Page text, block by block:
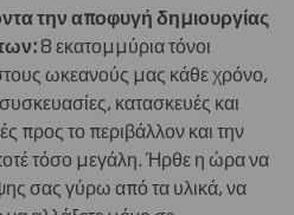
την αποφυγή δημιουργίας
8 εκατομμύρια τόνοι
ωκεανούς μας κάθε χρόνο,
κατασκευές και
προς το περιβάλλον και την
τόσο μεγάλη. Ήρθε η ώρα να
σας γύρω από τα υλικά, να